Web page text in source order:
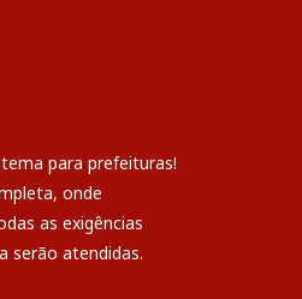
para prefeituras!
onde
as exigências
serão atendidas.